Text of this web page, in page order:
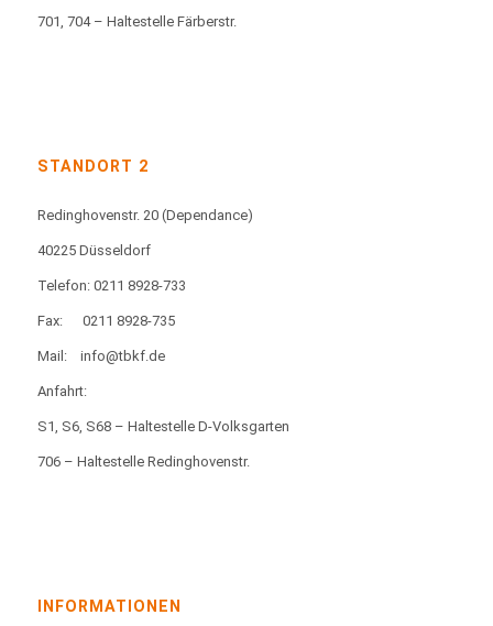
701, 704 – Haltestelle Färberstr.
STANDORT 2
Redinghovenstr. 20 (Dependance)
40225 Düsseldorf
Telefon: 0211 8928-733
Fax: 0211 8928-735
Mail: info@tbkf.de
Anfahrt:
S1, S6, S68 – Haltestelle D-Volksgarten
706 – Haltestelle Redinghovenstr.
INFORMATIONEN